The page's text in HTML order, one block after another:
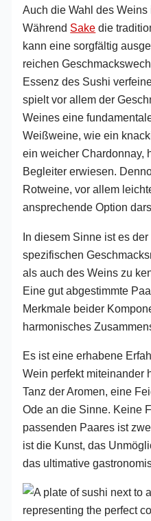
Auch die Wahl des
Während Sake die
kann eine sorgfältig
reichen
Essenz des Sushi
spielt vor allem der
Weines eine
Weißweine, wie ein
ein weicher Chardonnay,
Begleiter erwiesen.
Rotweine, vor allem
ansprechende Option
In diesem Sinne ist es
spezifischen
als auch des Weins zu
Eine gut abgestimmte
Merkmale beider
harmonisches
Es ist eine erhabene
Wein perfekt miteinander
Tanz der Aromen, eine
Ode an die Sinne. Keine
passenden Paares ist
ist die Kunst, das
das ultimative